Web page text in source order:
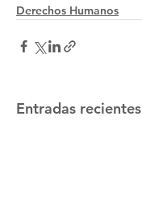
Derechos Humanos
Entradas recientes